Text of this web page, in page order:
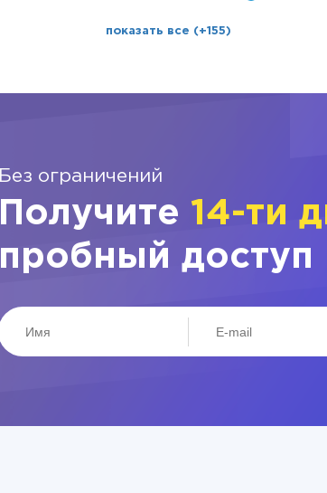
показать все (+155)
Без ограничений
Получите 14-ти
пробный доступ